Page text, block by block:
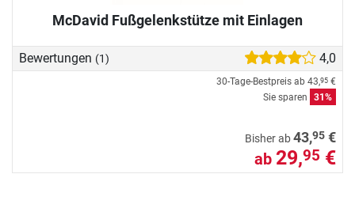
McDavid Fußgelenkstütze mit Einlagen
Bewertungen (1) 4,0
30-Tage-Bestpreis ab 43,95 €
Sie sparen
31%
Bisher ab43,95 €
ab 29,95 €